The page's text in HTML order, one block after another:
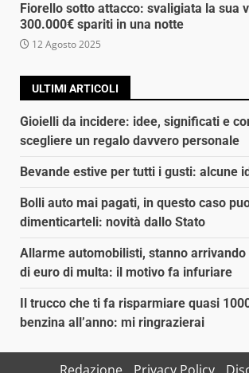
Fiorello sotto attacco: svaligiata la sua
300.000€ spariti in una notte
12 Agosto 2025
ULTIMI ARTICOLI
Gioielli da incidere: idee, significati e
scegliere un regalo davvero personale
Bevande estive per tutti i gusti: alcune
Bolli auto mai pagati, in questo caso
dimenticarteli: novità dallo Stato
Allarme automobilisti, stanno
di euro di multa: il motivo fa infuriare
Il trucco che ti fa risparmiare quasi
benzina all’anno: mi ringrazierai